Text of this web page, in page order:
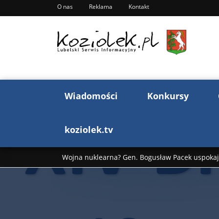
O nas Reklama Kontakt
Wiadomości Konkursy
koziolek.tv
Wojna nuklearna? Gen. Bogusław Pacek
Wojna Rosji z Ukrainą. Dzień 1255 ...